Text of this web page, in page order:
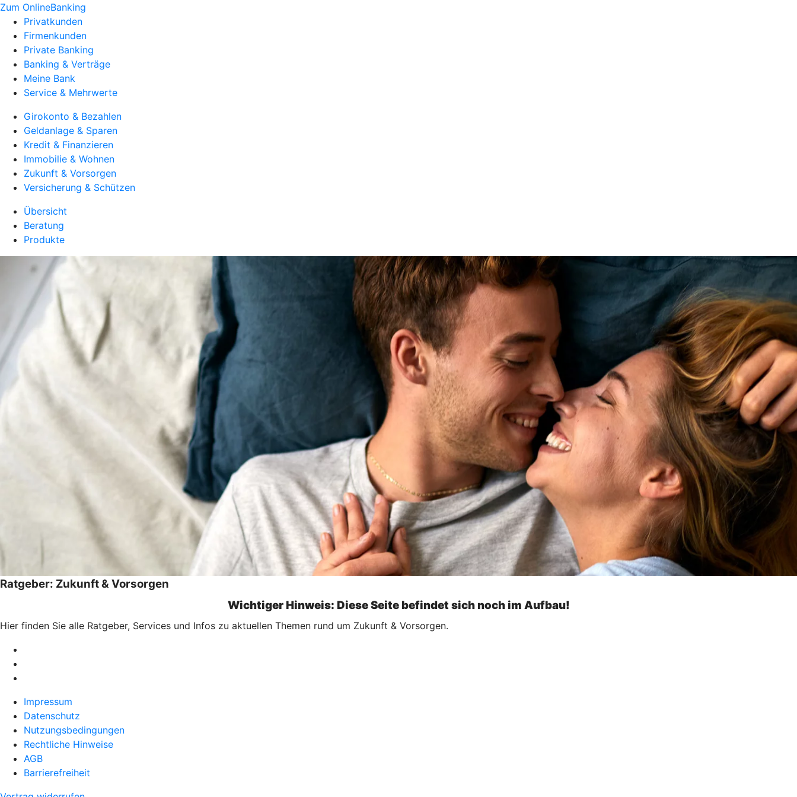
Zum OnlineBanking
Privatkunden
Firmenkunden
Private Banking
Banking & Verträge
Meine Bank
Service & Mehrwerte
Girokonto & Bezahlen
Geldanlage & Sparen
Kredit & Finanzieren
Immobilie & Wohnen
Zukunft & Vorsorgen
Versicherung & Schützen
Übersicht
Beratung
Produkte
Ratgeber: Zukunft & Vorsorgen
Wichtiger Hinweis: Diese Seite befindet sich noch im Aufbau!
Hier finden Sie alle Ratgeber, Services und Infos zu aktuellen Themen rund um Zukunft & Vorsorgen.
Impressum
Datenschutz
Nutzungsbedingungen
Rechtliche Hinweise
AGB
Barrierefreiheit